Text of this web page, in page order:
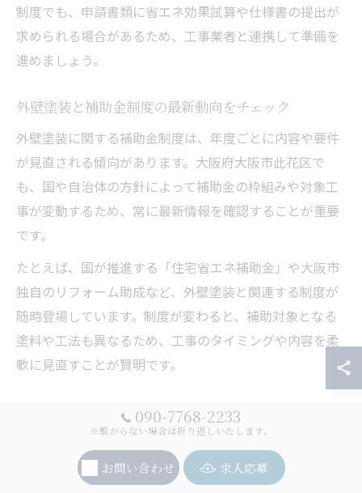
制度でも、申請書類に省エネ効果試算や仕様書の提出が
求められる場合があるため、工事業者と連携して準備を
進めましょう。
外壁塗装と補助金制度の最新動向をチェック
外壁塗装に関する補助金制度は、年度ごとに内容や要件
が見直される傾向があります。大阪府大阪市此花区で
も、国や自治体の方針によって補助金の枠組みや対象工
事が変動するため、常に最新情報を確認することが重要
です。
たとえば、国が推進する「住宅省エネ補助金」や大阪市
独自のリフォーム助成など、外壁塗装と関連する制度が
随時登場しています。制度が変わると、補助対象となる
塗料や工法も異なるため、工事のタイミングや内容を柔
軟に見直すことが賢明です。
外壁塗装で補助金を効率的に活用するコツ
外壁塗装で補助金を最大限に活用するには、まず「補助
金対象となる工事内容」をしっかり把握し、見積もり段
090-7768-2233
※繋がらない場合は折り返しいたします。
お問い合わせ 求人応募